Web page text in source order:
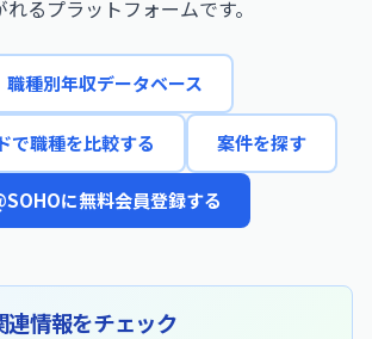
るプラットフォームです。
職種別年収データベース
で職種を比較する 案件を探す
に無料会員登録する
連情報をチェック